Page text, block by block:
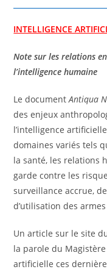
INTELLIGENCE
Note sur les relations
l’intelligence humaine
Le documentAntiqua
des enjeux
l’intelligence
domaines variés tels
la santé, les relations
garde contre les
surveillance accrue,
d’utilisation des
Un article sur le site
la parole du Magistère
artificielle ces